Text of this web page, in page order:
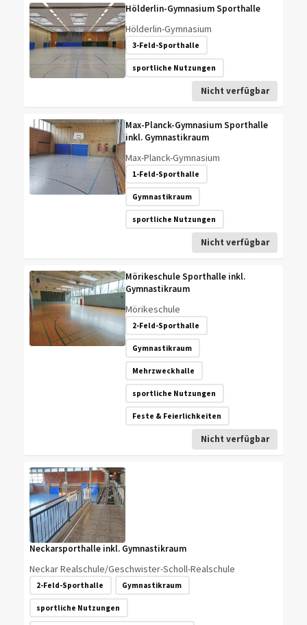
Hölderlin-Gymnasium Sporthalle
Hölderlin-Gymnasium
3-Feld-Sporthalle
sportliche Nutzungen
Nicht verfügbar
Max-Planck-Gymnasium Sporthalle
inkl. Gymnastikraum
Max-Planck-Gymnasium
1-Feld-Sporthalle
Gymnastikraum
sportliche Nutzungen
Nicht verfügbar
Mörikeschule Sporthalle inkl.
Gymnastikraum
Mörikeschule
2-Feld-Sporthalle
Gymnastikraum
Mehrzweckhalle
sportliche Nutzungen
Feste & Feierlichkeiten
Nicht verfügbar
Neckarsporthalle inkl. Gymnastikraum
Neckar Realschule/Geschwister-Scholl-Realschule
2-Feld-Sporthalle Gymnastikraum
sportliche Nutzungen